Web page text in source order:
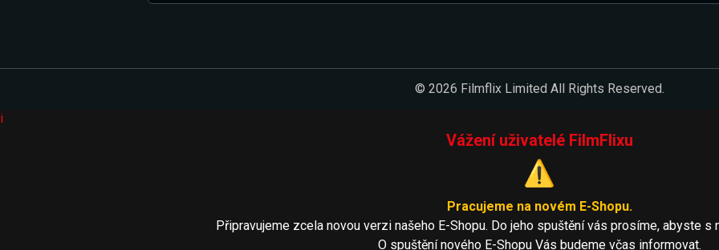
© 2026 Filmflix Limited All Rights Reserved.
i
Vážení uživatelé FilmFlixu
⚠️
Pracujeme na novém E-Shopu.
Připravujeme zcela novou verzi našeho E-Shopu. Do jeho spuštění vás prosíme, abyste s
O spuštění nového E-Shopu Vás budeme včas informovat.